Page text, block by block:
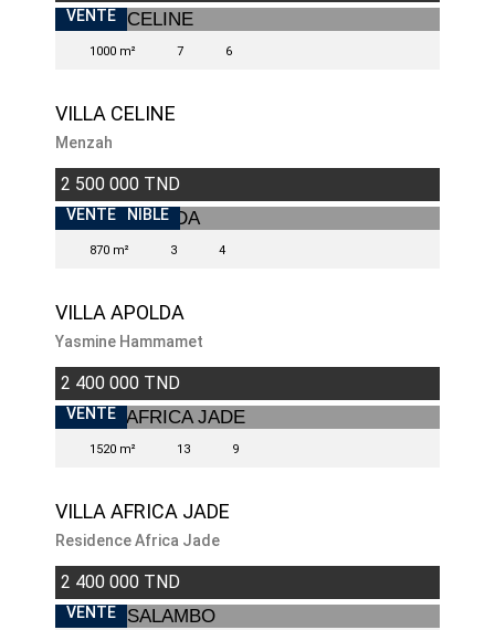
VENTE
1000 m² 7 6
VILLA CELINE
Menzah
2 500 000 TND
INDISPONIBLE
VENTE
870 m² 3 4
VILLA APOLDA
Yasmine Hammamet
2 400 000 TND
VENTE
1520 m² 13 9
VILLA AFRICA JADE
Residence Africa Jade
2 400 000 TND
VENTE